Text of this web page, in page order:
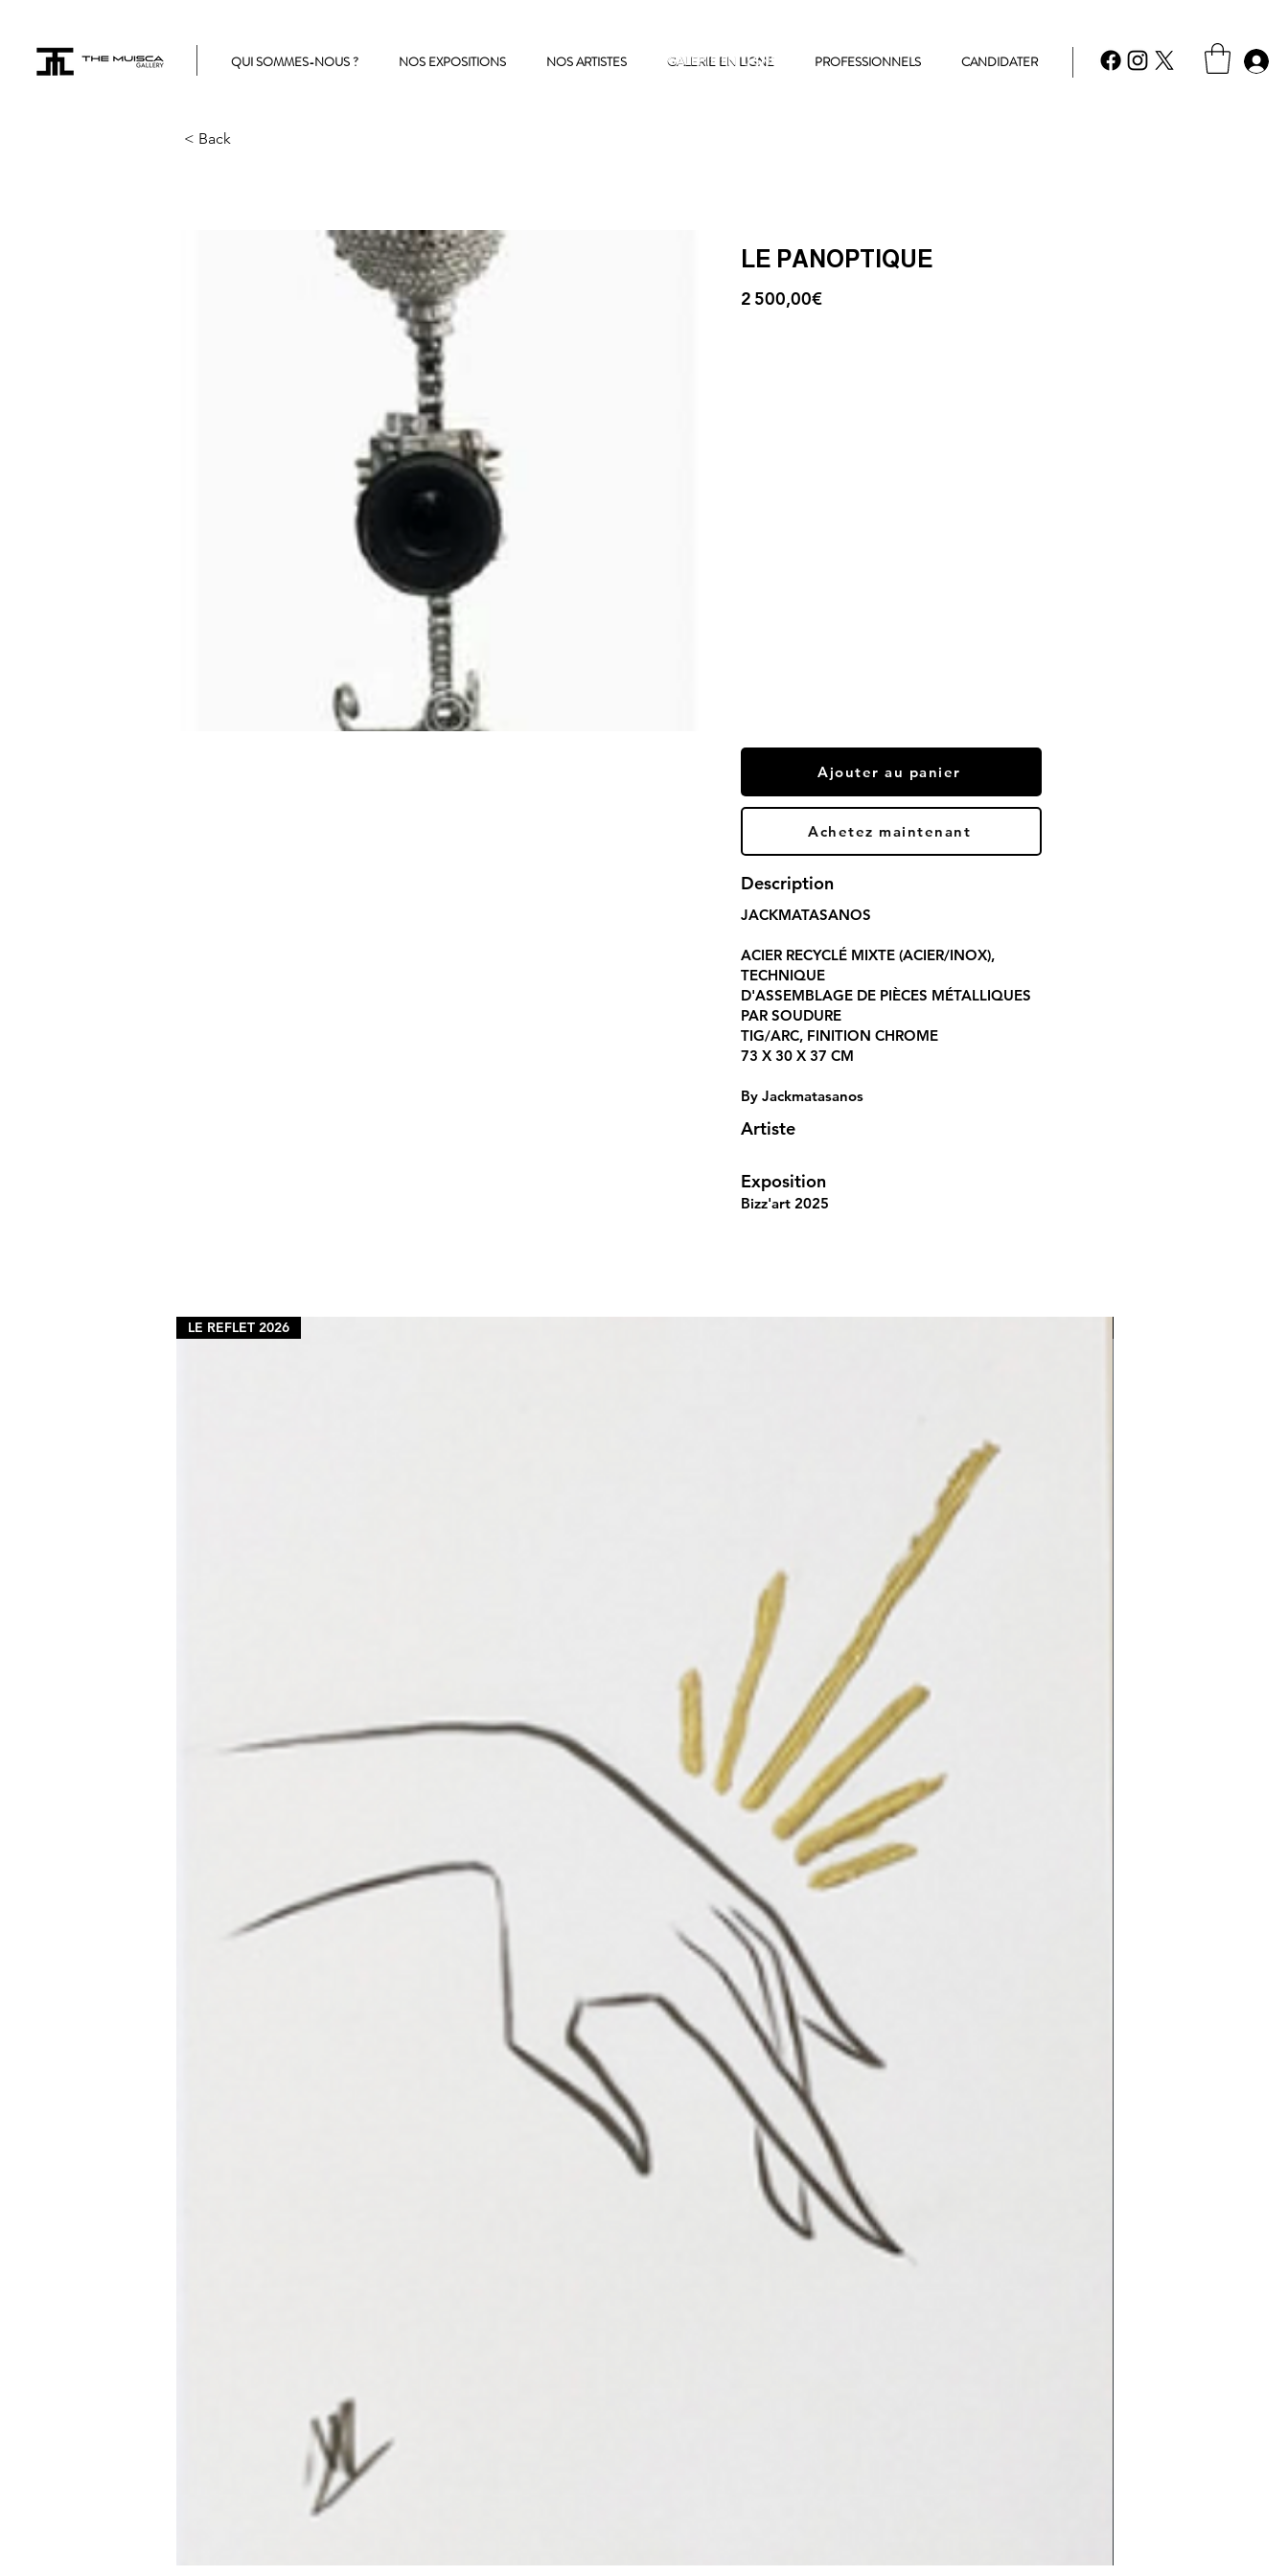
QUI SOMMES-NOUS ? NOS EXPOSITIONS NOS ARTISTES GALERIE EN LIGNE PROFESSIONNELS CANDIDATER
GALERIE EN LIGNE
< Back
LE PANOPTIQUE
2 500,00€
Ajouter au panier
Achetez maintenant
Description
JACKMATASANOS
ACIER RECYCLÉ MIXTE (ACIER/INOX),
TECHNIQUE
D'ASSEMBLAGE DE PIÈCES MÉTALLIQUES
PAR SOUDURE
TIG/ARC, FINITION CHROME
73 X 30 X 37 CM
By Jackmatasanos
Artiste
Exposition
Bizz'art 2025
LE REFLET 2026